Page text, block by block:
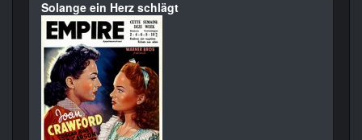
Solange ein Herz schlägt